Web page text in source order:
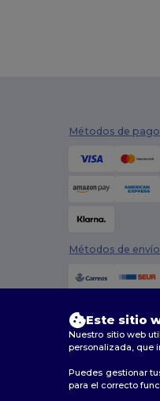
Métodos de pago
Métodos de envío
Este sitio
Nuestro sitio web
personalizada, que
Puedes gestionar
para el correcto